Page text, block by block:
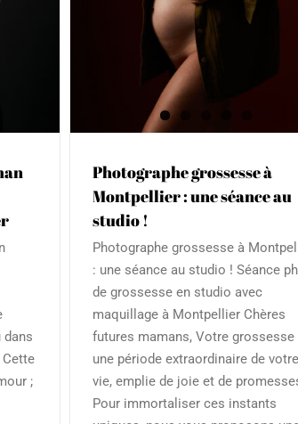
dans
;
Photographe grossesse à
Montpellier : une séance au
studio !
Photographe grossesse à
: une séance au studio ! Séance
de grossesse en studio avec
maquillage à Montpellier Chères
futures mamans, Votre grossesse
une période extraordinaire de votre
vie, emplie de joie et de
Pour immortaliser ces instants